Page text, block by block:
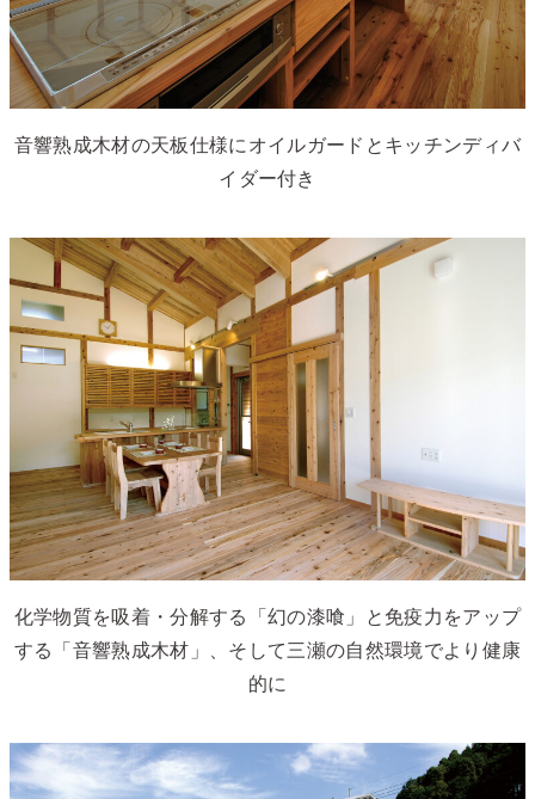
音響熟成木材の天板仕様にオイルガードとキッチンディバ
イダー付き
化学物質を吸着・分解する「幻の漆喰」と免疫力をアップ
する「音響熟成木材」、そして三瀬の自然環境でより健康
的に